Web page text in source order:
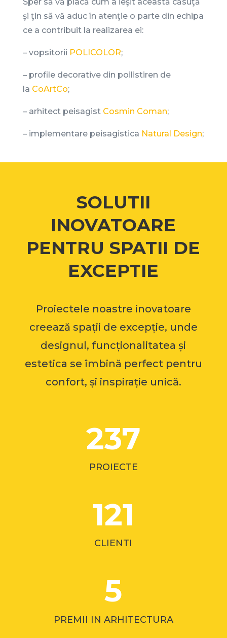
şi ţin să vă aduc în atenţie o parte din echipa
ce a contribuit la realizarea ei:
– vopsitorii POLICOLOR;
– profile decorative din poilistiren de
la CoArtCo;
– arhitect peisagist Cosmin Coman;
– implementare peisagistica Natural Design;
SOLUTII
INOVATOARE
PENTRU SPATII DE
EXCEPTIE
Proiectele noastre inovatoare
creează spații de excepție, unde
designul, funcționalitatea și
estetica se îmbină perfect pentru
confort, și inspirație unică.
237
PROIECTE
121
CLIENTI
5
PREMII IN ARHITECTURA